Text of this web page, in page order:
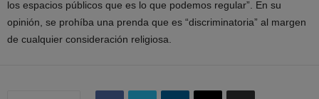
los espacios públicos que es lo que podemos regular”. En su
opinión, se prohíba una prenda que es “discriminatoria” al margen
de cualquier consideración religiosa.